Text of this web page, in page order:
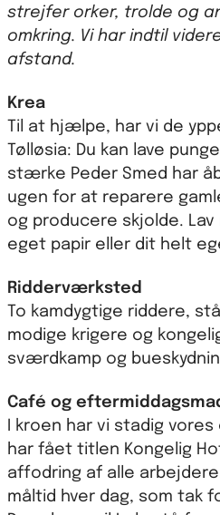
strejfer orker, trolde og
omkring. Vi har indtil
afstand.
Krea
Til at hjælpe, har vi de
Tølløsia: Du kan lave
stærke Peder Smed har
ugen for at reparere
og producere skjolde.
eget papir eller dit helt
Ridderværksted
To kamdygtige riddere,
modige krigere og
sværdkamp og
Café og
I kroen har vi stadig
har fået titlen Kongelig
affodring af alle
måltid hver dag, som tak